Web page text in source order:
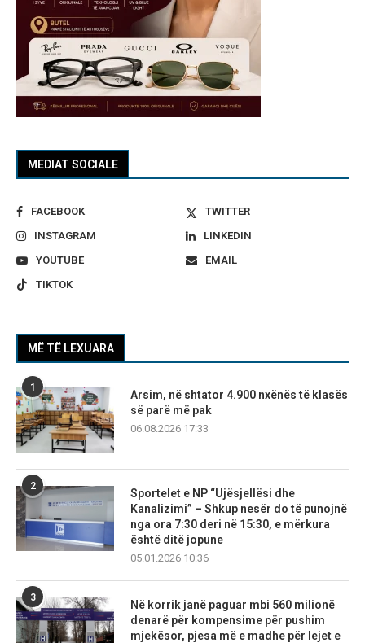
MEDIAT SOCIALE
FACEBOOK
TWITTER
INSTAGRAM
LINKEDIN
YOUTUBE
EMAIL
TIKTOK
MË TË LEXUARA
1
Arsim, në shtator 4.900 nxënës të klasës
së parë më pak
06.08.2026 17:33
2
Sportelet e NP “Ujësjellësi dhe
Kanalizimi” – Shkup nesër do të punojnë
nga ora 7:30 deri në 15:30, e mërkura
është ditë jopune
05.01.2026 10:36
3
Në korrik janë paguar mbi 560 milionë
denarë për kompensime për pushim
mjekësor, pjesa më e madhe për lejet e